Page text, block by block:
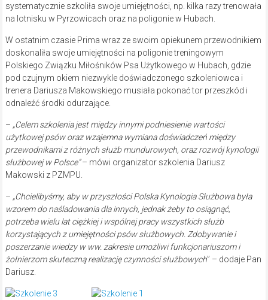
systematycznie szkoliła swoje umiejętności, np. kilka razy trenowała
na lotnisku w Pyrzowicach oraz na poligonie w Hubach.
W ostatnim czasie Prima wraz ze swoim opiekunem przewodnikiem
doskonaliła swoje umiejętności na poligonie treningowym
Polskiego Związku Miłośników Psa Użytkowego w Hubach, gdzie
pod czujnym okiem niezwykle doświadczonego szkoleniowca i
trenera Dariusza Makowskiego musiała pokonać tor przeszkód i
odnaleźć środki odurzające.
– „Celem szkolenia jest między innymi podniesienie wartości
użytkowej psów oraz wzajemna wymiana doświadczeń między
przewodnikami z różnych służb mundurowych, oraz rozwój kynologii
służbowej w Polsce”– mówi organizator szkolenia Dariusz
Makowski z PZMPU.
– „Chcielibyśmy, aby w przyszłości Polska Kynologia Służbowa była
wzorem do naśladowania dla innych, jednak żeby to osiągnąć,
potrzeba wielu lat ciężkiej i wspólnej pracy wszystkich służb
korzystających z umiejętności psów służbowych. Zdobywanie i
poszerzanie wiedzy w ww. zakresie umożliwi funkcjonariuszom i
żołnierzom skuteczną realizację czynności służbowych” – dodaje Pan
Dariusz.